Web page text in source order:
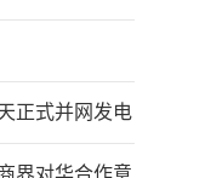
正式并网发电
界对华合作意